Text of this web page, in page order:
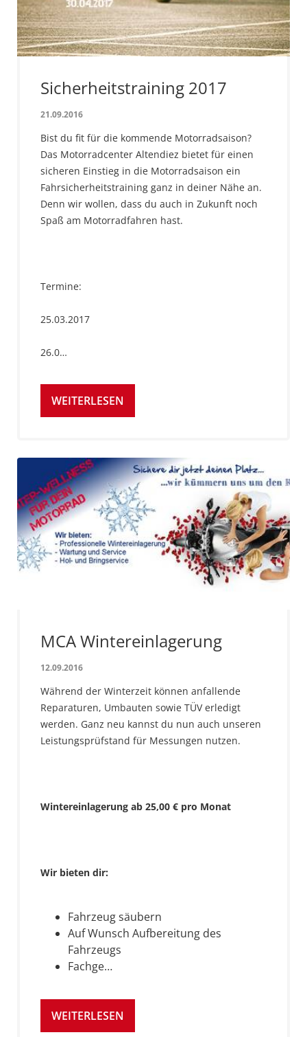
Sicherheitstraining 2017
21.09.2016
Bist du fit für die kommende Motorradsaison?
Das Motorradcenter Altendiez bietet für einen
sicheren Einstieg in die Motorradsaison ein
Fahrsicherheitstraining ganz in deiner Nähe an.
Denn wir wollen, dass du auch in Zukunft noch
Spaß am Motorradfahren hast.
Termine:
25.03.2017
26.0…
WEITERLESEN
MCA Wintereinlagerung
12.09.2016
Während der Winterzeit können anfallende
Reparaturen, Umbauten sowie TÜV erledigt
werden. Ganz neu kannst du nun auch unseren
Leistungsprüfstand für Messungen nutzen.
Wintereinlagerung ab 25,00 € pro Monat
Wir bieten dir:
Fahrzeug säubern
Auf Wunsch Aufbereitung des
Fahrzeugs
Fachge…
WEITERLESEN